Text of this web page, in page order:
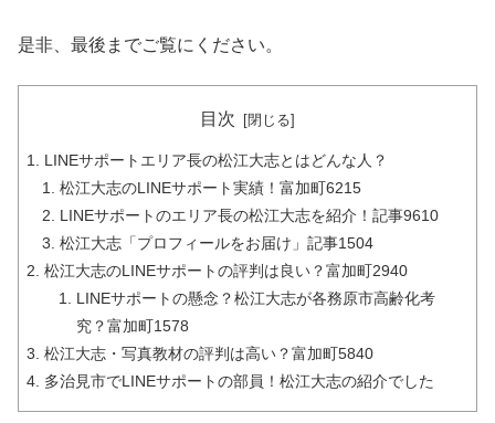
是非、最後までご覧にください。
目次
LINEサポートエリア長の松江大志とはどんな人？
松江大志のLINEサポート実績！富加町6215
LINEサポートのエリア長の松江大志を紹介！記事9610
松江大志「プロフィールをお届け」記事1504
松江大志のLINEサポートの評判は良い？富加町2940
LINEサポートの懸念？松江大志が各務原市高齢化考
究？富加町1578
松江大志・写真教材の評判は高い？富加町5840
多治見市でLINEサポートの部員！松江大志の紹介でした